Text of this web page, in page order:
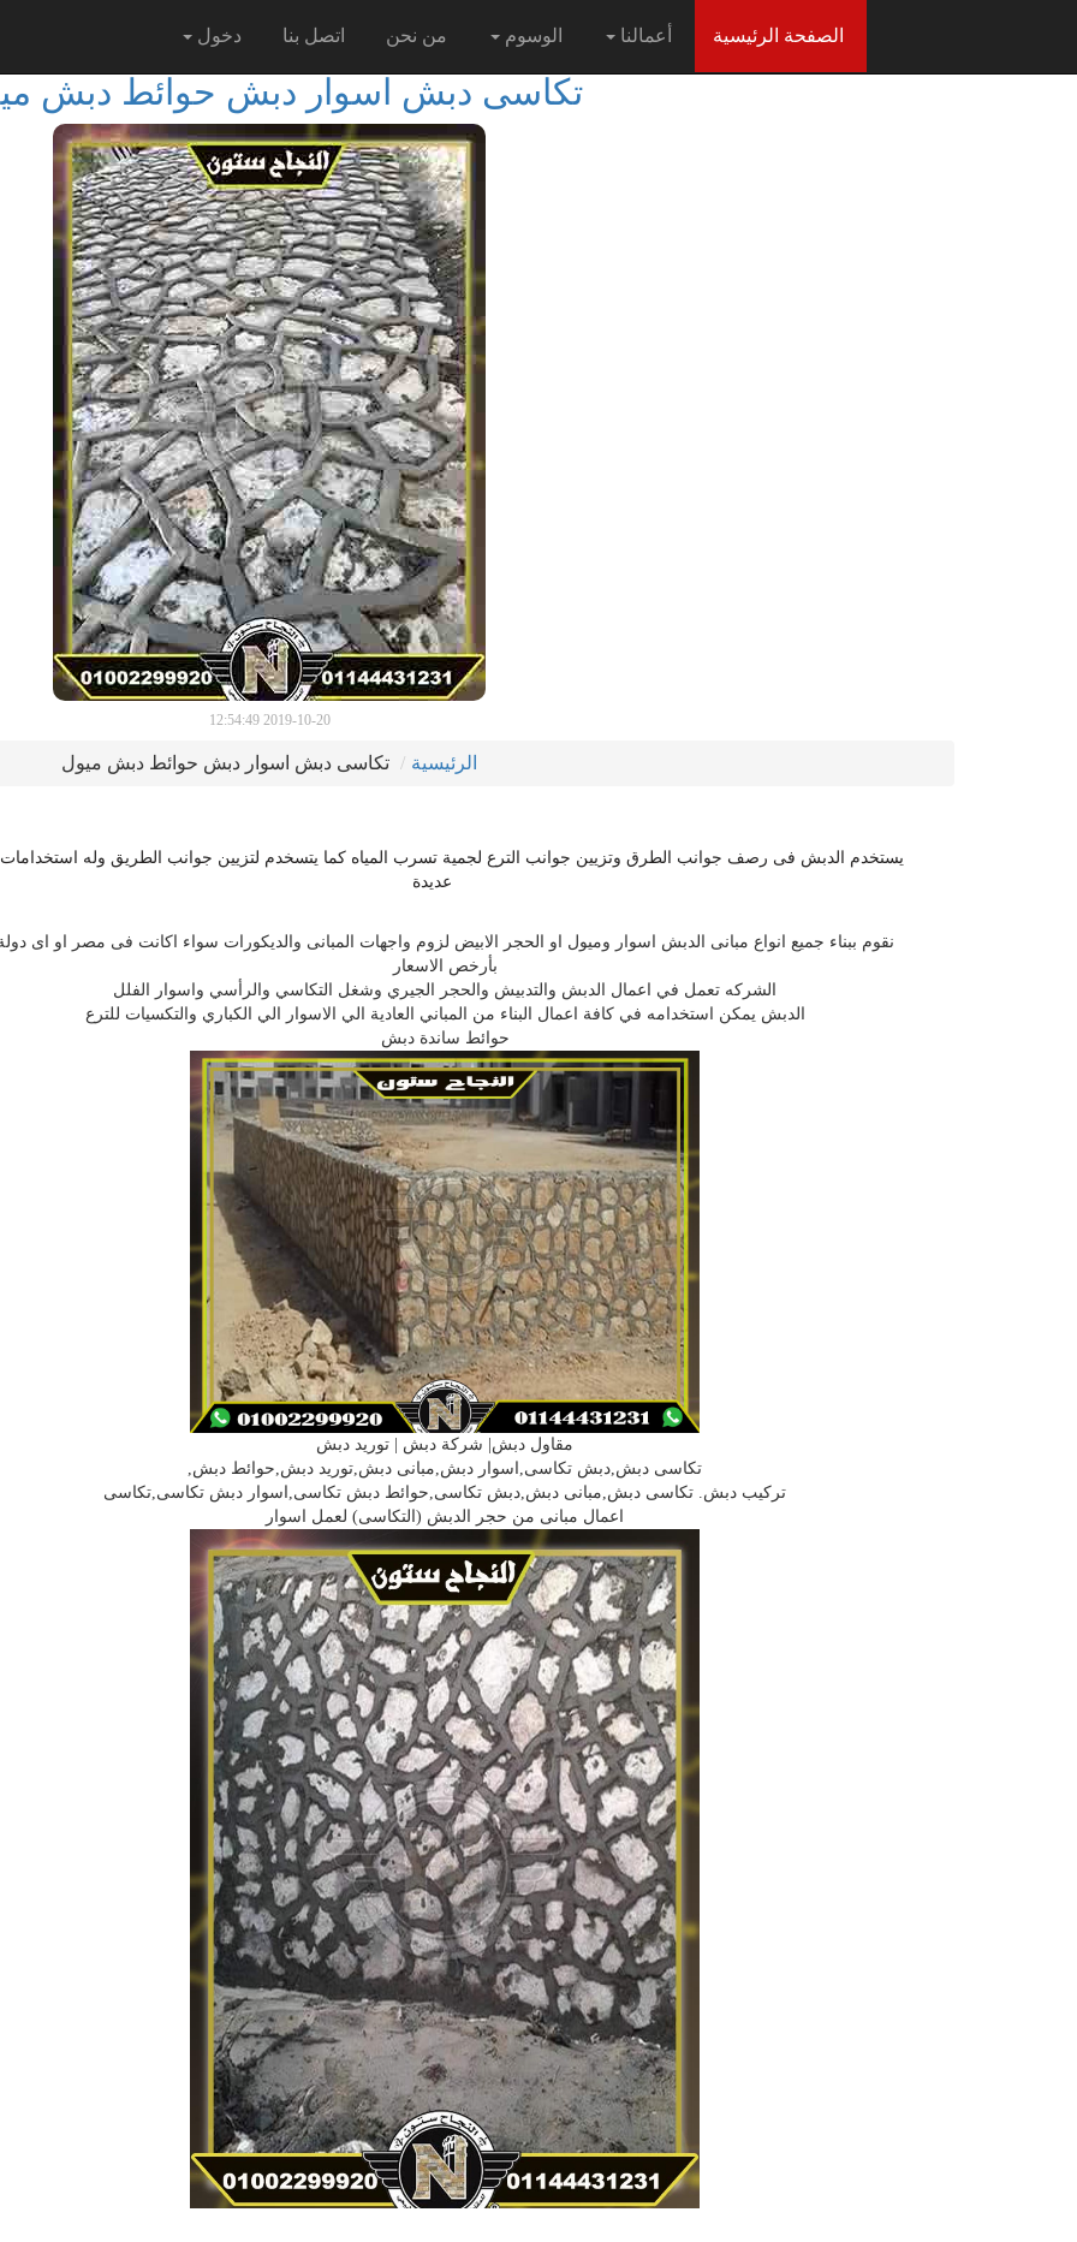
دخول اتصل بنا من نحن الوسوم أعمالنا الصفحة الرئيسية
تكاسى دبش اسوار دبش حوائط دبش
2019-10-20 12:54:49
الرئيسية تكاسى دبش اسوار دبش حوائط دبش ميول
يستخدم الدبش فى رصف جوانب الطرق وتزيين جوانب الترع لجمية تسرب المياه كما يتسخدم لتزيين جوانب الطريق وله
عديدة
نقوم ببناء جميع انواع مبانى الدبش اسوار وميول او الحجر الابيض لزوم واجهات المبانى والديكورات سواء اكانت فى مصر او اى
بأرخص الاسعار
الشركه تعمل في اعمال الدبش والتدبيش والحجر الجيري وشغل التكاسي والرأسي واسوار الفلل
الدبش يمكن استخدامه في كافة اعمال البناء من المباني العادية الي الاسوار الي الكباري والتكسيات للترع
حوائط ساندة دبش
مقاول دبش| شركة دبش | توريد دبش
تكاسى دبش,دبش تكاسى,اسوار دبش,مبانى دبش,توريد دبش,حوائط دبش,
تركيب دبش. تكاسى دبش,مبانى دبش,دبش تكاسى,حوائط دبش تكاسى,اسوار دبش تكاسى,تكاسى
اعمال مبانى من حجر الدبش (التكاسى) لعمل اسوار